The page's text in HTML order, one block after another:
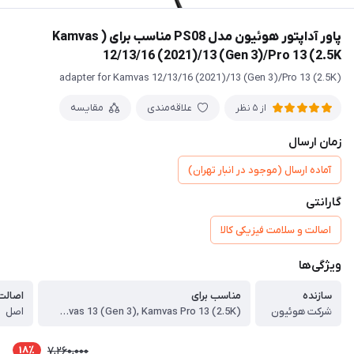
پاور آداپتور هوئیون مدل PS08 مناسب برای ( Kamvas
12/13/16 (2021)/13 (Gen 3)/Pro 13 (2.5K
adapter for Kamvas 12/13/16 (2021)/13 (Gen 3)/Pro 13 (2.5K)
از 5 نظر علاقه‌مندی مقایسه
زمان ارسال
آماده ارسال (موجود در انبار تهران)
گارانتی
اصالت و سلامت فیزیکی کالا
ویژگی‌ها
سازنده
شرکت هوئیون
مناسب برای
Kamvas 12, Kamvas 13, Kamvas 16 (2021), Kamvas 13 (Gen 3), Kamvas Pro 13 (2.5K)
اصل
18٪